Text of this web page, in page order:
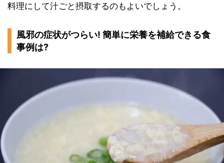
料理にして汁ごと摂取するのもよいでしょう。
風邪の症状がつらい! 簡単に栄養を補給できる食
事例は?